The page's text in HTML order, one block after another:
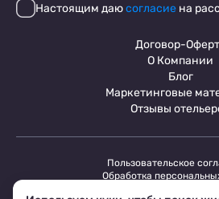
Настоящим даюсогласие на
Договор-
О Компании
Блог
Маркетинговые
Отзывы
Пользовательское
Обработка